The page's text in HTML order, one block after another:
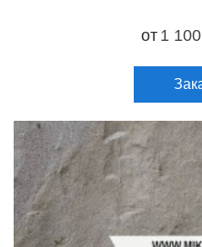
от 1